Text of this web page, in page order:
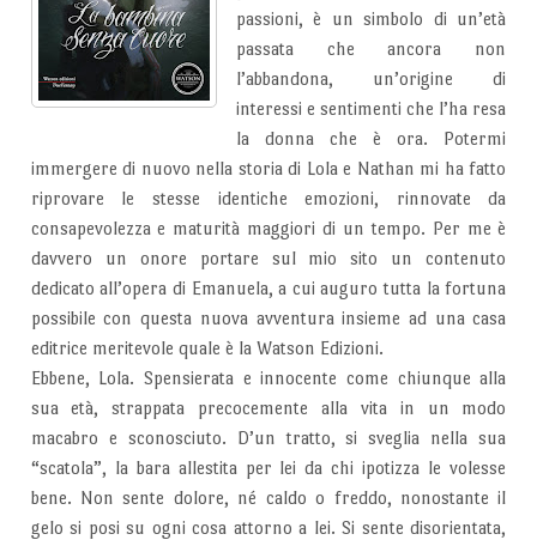
passioni, è un simbolo di un’età
passata che ancora non
l’abbandona, un’origine di
interessi e sentimenti che l’ha resa
la donna che è ora. Potermi
immergere di nuovo nella storia di Lola e Nathan mi ha fatto
riprovare le stesse identiche emozioni, rinnovate da
consapevolezza e maturità maggiori di un tempo. Per me è
davvero un onore portare sul mio sito un contenuto
dedicato all’opera di Emanuela, a cui auguro tutta la fortuna
possibile con questa nuova avventura insieme ad una casa
editrice meritevole quale è la Watson Edizioni.
Ebbene, Lola. Spensierata e innocente come chiunque alla
sua età, strappata precocemente alla vita in un modo
macabro e sconosciuto. D’un tratto, si sveglia nella sua
“scatola”, la bara allestita per lei da chi ipotizza le volesse
bene. Non sente dolore, né caldo o freddo, nonostante il
gelo si posi su ogni cosa attorno a lei. Si sente disorientata,